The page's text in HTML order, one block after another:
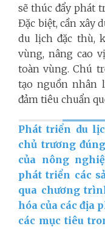
sẽ thúc đẩy phát
Đặc biệt, cần xây
du lịch đặc thù,
vùng, nâng cao
toàn vùng. Chú
tạo nguồn nhân
đảm tiêu chuẩn
Phát triển du
chủ trương
của nông
phát triển các
qua chương
hóa của các địa
các mục tiêu